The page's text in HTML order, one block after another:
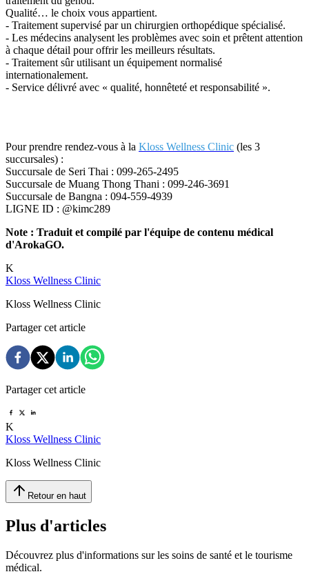
Qualité… le choix vous appartient.
- Traitement supervisé par un chirurgien orthopédique spécialisé.
- Les médecins analysent les problèmes avec soin et prêtent attention
à chaque détail pour offrir les meilleurs résultats.
- Traitement sûr utilisant un équipement normalisé
internationalement.
- Service délivré avec « qualité, honnêteté et responsabilité ».
Pour prendre rendez-vous à la Kloss Wellness Clinic (les 3
succursales) :
Succursale de Seri Thai : 099-265-2495
Succursale de Muang Thong Thani : 099-246-3691
Succursale de Bangna : 094-559-4939
LIGNE ID : @kimc289
Note : Traduit et compilé par l'équipe de contenu médical
d'ArokaGO.
K
Kloss Wellness Clinic
Kloss Wellness Clinic
Partager cet article
Partager cet article
K
Kloss Wellness Clinic
Kloss Wellness Clinic
Retour en haut
Plus d'articles
Découvrez plus d'informations sur les soins de santé et le tourisme
médical.